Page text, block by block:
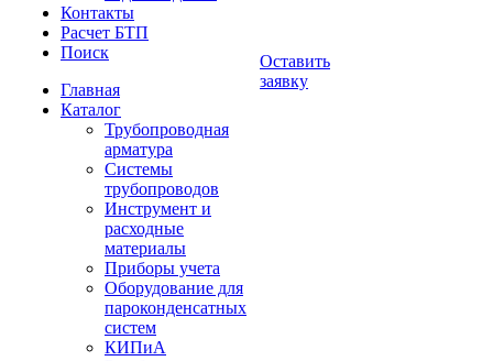
Контакты
Расчет БТП
Поиск
Главная
Каталог
Трубопроводная
арматура
Системы
трубопроводов
Инструмент и
расходные
материалы
Приборы учета
Оборудование для
пароконденсатных
систем
КИПиА
Оставить
заявку